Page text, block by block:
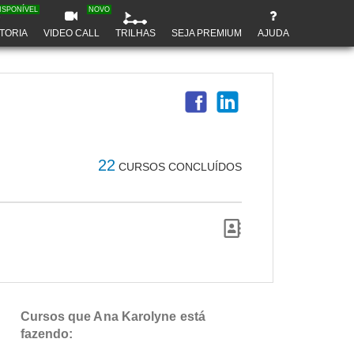
VIDEO CALL
NOVO
TRILHAS SEJA PREMIUM AJUDA
22 CURSOS CONCLUÍDOS
Cursos que Ana Karolyne está
fazendo: